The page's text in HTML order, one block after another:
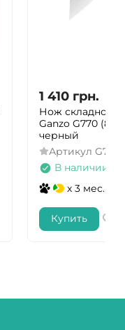
1 410 грн.
Нож складной
Ganzo G770 (8.8
черный
Артикул
В наличии
x 3 мес.
Купить